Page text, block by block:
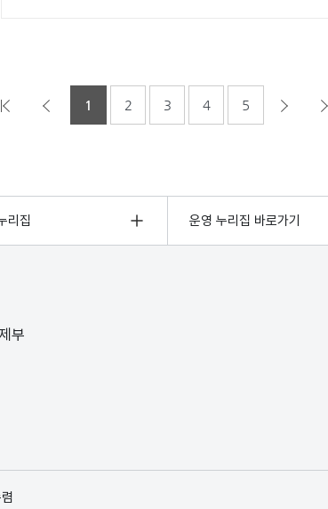
1 2 3 4 5
리집 운영 누리집 바로가기
부